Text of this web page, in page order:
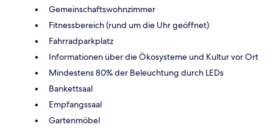
Gemeinschaftswohnzimmer
Fitnessbereich (rund um die Uhr geöffnet)
Fahrradparkplatz
Informationen über die Ökosysteme und Kultur vor Ort
Mindestens 80% der Beleuchtung durch LEDs
Bankettsaal
Empfangssaal
Gartenmöbel